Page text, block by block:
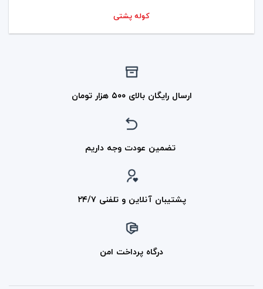
کوله پشتی
ارسال رایگان بالای ۵۰۰ هزار تومان
تضمین عودت وجه داریم
پشتیبان آنلاین و تلفنی ۲۴/۷
درگاه پرداخت امن